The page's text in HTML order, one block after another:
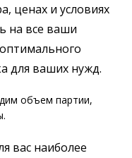
ценах и условиях
на все ваши
для ваших нужд.
объем партии,
вас наиболее